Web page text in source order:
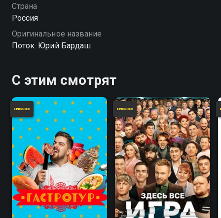
Страна
Россия
Оригинальное название
Поток. Юрий Бардаш
С этим смотрят